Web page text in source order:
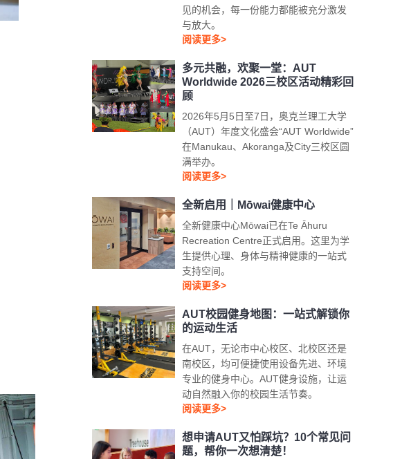
见的机会，每一份能力都能被充分激发
与放大。
阅读更多>
多元共融，欢聚一堂：AUT
Worldwide 2026三校区活动精彩回
顾
2026年5月5日至7日，奥克兰理工大学
（AUT）年度文化盛会“AUT Worldwide”
在Manukau、Akoranga及City三校区圆
满举办。
阅读更多>
全新启用｜Mōwai健康中心
全新健康中心Mōwai已在Te Āhuru
Recreation Centre正式启用。这里为学
生提供心理、身体与精神健康的一站式
支持空间。
阅读更多>
AUT校园健身地图：一站式解锁你
的运动生活
在AUT，无论市中心校区、北校区还是
南校区，均可便捷使用设备先进、环境
专业的健身中心。AUT健身设施，让运
动自然融入你的校园生活节奏。
阅读更多>
想申请AUT又怕踩坑？10个常见问
题，帮你一次想清楚！